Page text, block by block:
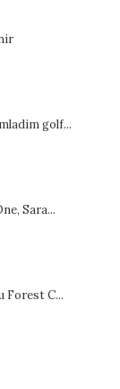
golf...
Sara...
Forest C...